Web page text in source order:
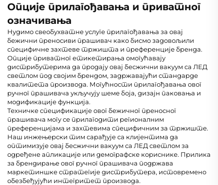
Опције прилагођавања и приватног
означивања
Нудимо свеобухватне услуге прилагођавања за овај
бежични преносиви прашивач како бисмо задовољили
специфичне захтеве тржишта и преференције бренда.
Опције приватног етикетирања омогућавају
дистрибутерима да продају овај бесжични вакуум са ЛЕД
светлом под својим брендом, задржавајући стандарде
квалитета производа. Могућности прилагођавања овог
ручног прашивача укључују шеме боја, дизајн паковања и
модификације функција.
Техничке спецификације овог бежичног преносног
прашивача могу се прилагодити регионалним
преференцијама и захтевима специфичним за тржиште.
Наш инжењерски тим сарађује са клијентима да
оптимизује овај бесжични вакуум са ЛЕД светлом за
одређене апликације или демографске кориснике. Прилика
за брендирање овог ручног прашивача подржава
маркетиншке стратегије дистрибутера, истовремено
обезбеђујући интегритет производа.